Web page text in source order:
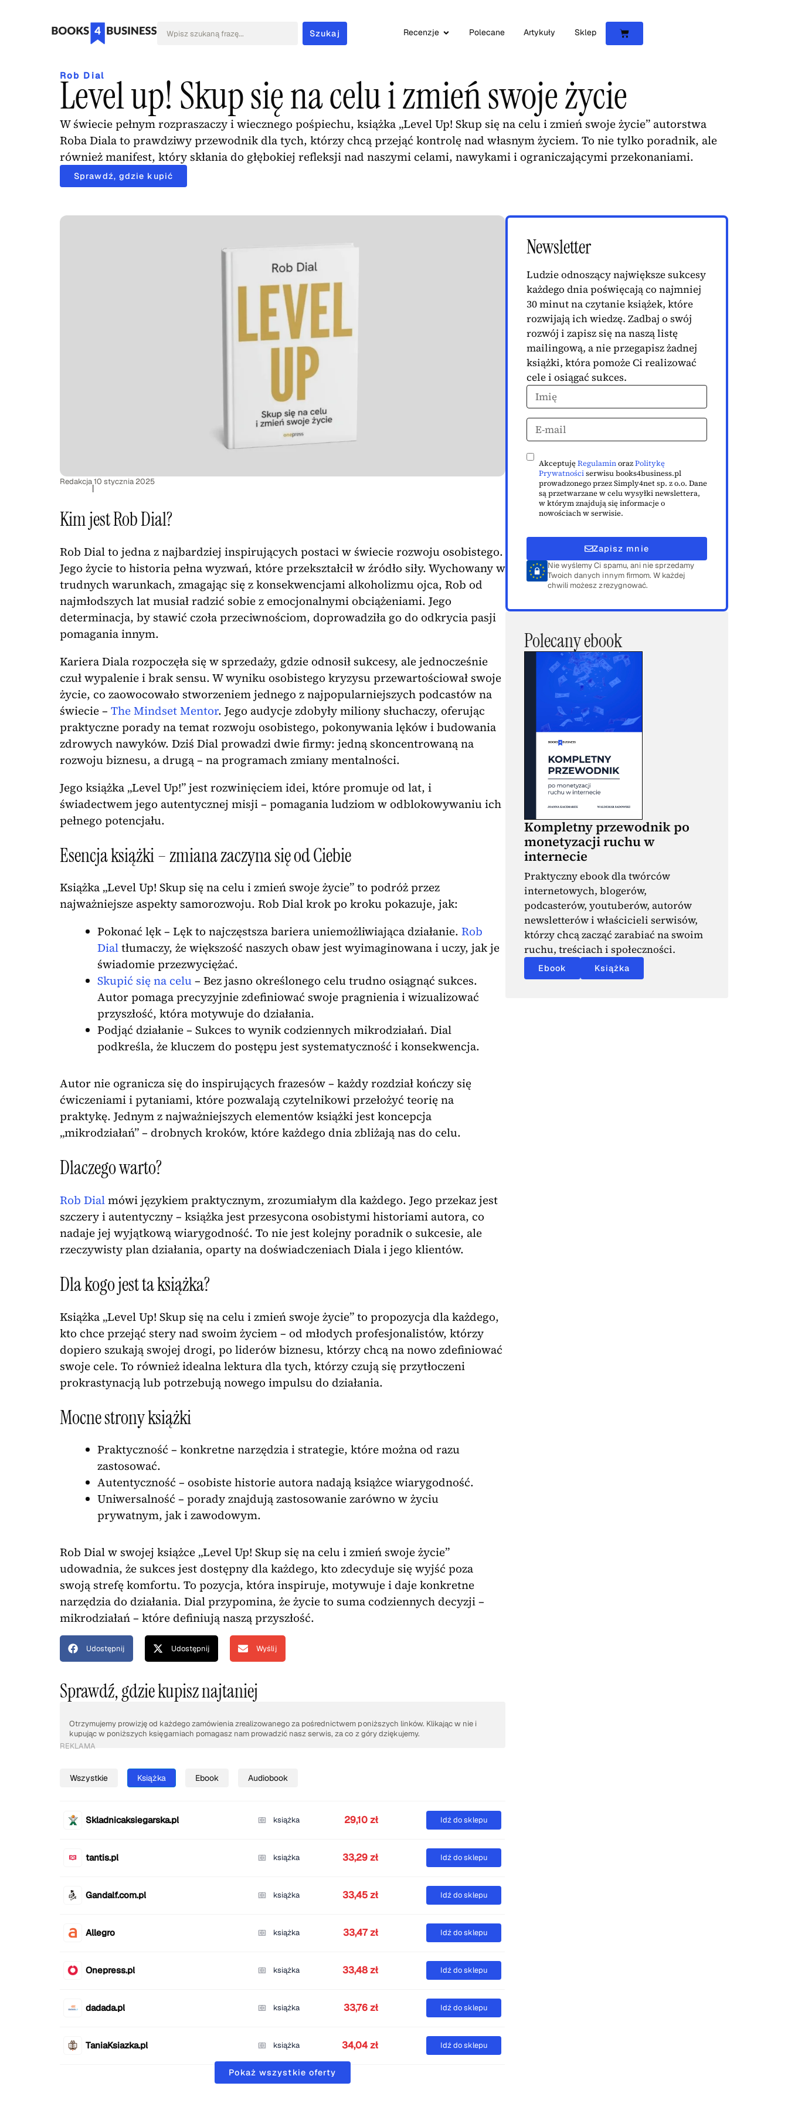
Szukaj Recenzje Polecane Artykuły Sklep
Rob Dial
Level up! Skup się na celu i zmień swoje życie
W świecie pełnym rozpraszaczy i wiecznego pośpiechu, książka „Level Up! Skup się na celu i zmień swoje życie” autorstwa
Roba Diala to prawdziwy przewodnik dla tych, którzy chcą przejąć kontrolę nad własnym życiem. To nie tylko poradnik, ale
również manifest, który skłania do głębokiej refleksji nad naszymi celami, nawykami i ograniczającymi przekonaniami.
Sprawdź, gdzie kupić
Redakcja10 stycznia 2025
Kim jest Rob Dial?
Rob Dial to jedna z najbardziej inspirujących postaci w świecie rozwoju osobistego.
Jego życie to historia pełna wyzwań, które przekształcił w źródło siły. Wychowany w
trudnych warunkach, zmagając się z konsekwencjami alkoholizmu ojca, Rob od
najmłodszych lat musiał radzić sobie z emocjonalnymi obciążeniami. Jego
determinacja, by stawić czoła przeciwnościom, doprowadziła go do odkrycia pasji
pomagania innym.
Kariera Diala rozpoczęła się w sprzedaży, gdzie odnosił sukcesy, ale jednocześnie
czuł wypalenie i brak sensu. W wyniku osobistego kryzysu przewartościował swoje
życie, co zaowocowało stworzeniem jednego z najpopularniejszych podcastów na
świecie – The Mindset Mentor. Jego audycje zdobyły miliony słuchaczy, oferując
praktyczne porady na temat rozwoju osobistego, pokonywania lęków i budowania
zdrowych nawyków. Dziś Dial prowadzi dwie firmy: jedną skoncentrowaną na
rozwoju biznesu, a drugą – na programach zmiany mentalności.
Jego książka „Level Up!” jest rozwinięciem idei, które promuje od lat, i
świadectwem jego autentycznej misji – pomagania ludziom w odblokowywaniu ich
pełnego potencjału.
Esencja książki – zmiana zaczyna się od Ciebie
Książka „Level Up! Skup się na celu i zmień swoje życie” to podróż przez
najważniejsze aspekty samorozwoju. Rob Dial krok po kroku pokazuje, jak:
Pokonać lęk – Lęk to najczęstsza bariera uniemożliwiająca działanie. Rob
Dialtłumaczy, że większość naszych obaw jest wyimaginowana i uczy, jak je
świadomie przezwyciężać.
Skupić się na celu– Bez jasno określonego celu trudno osiągnąć sukces.
Autor pomaga precyzyjnie zdefiniować swoje pragnienia i wizualizować
przyszłość, która motywuje do działania.
Podjąć działanie – Sukces to wynik codziennych mikrodziałań. Dial
podkreśla, że kluczem do postępu jest systematyczność i konsekwencja.
Autor nie ogranicza się do inspirujących frazesów – każdy rozdział kończy się
ćwiczeniami i pytaniami, które pozwalają czytelnikowi przełożyć teorię na
praktykę. Jednym z najważniejszych elementów książki jest koncepcja
„mikrodziałań” – drobnych kroków, które każdego dnia zbliżają nas do celu.
Dlaczego warto?
Rob Dialmówi językiem praktycznym, zrozumiałym dla każdego. Jego przekaz jest
szczery i autentyczny – książka jest przesycona osobistymi historiami autora, co
nadaje jej wyjątkową wiarygodność. To nie jest kolejny poradnik o sukcesie, ale
rzeczywisty plan działania, oparty na doświadczeniach Diala i jego klientów.
Dla kogo jest ta książka?
Książka „Level Up! Skup się na celu i zmień swoje życie” to propozycja dla każdego,
kto chce przejąć stery nad swoim życiem – od młodych profesjonalistów, którzy
dopiero szukają swojej drogi, po liderów biznesu, którzy chcą na nowo zdefiniować
swoje cele. To również idealna lektura dla tych, którzy czują się przytłoczeni
prokrastynacją lub potrzebują nowego impulsu do działania.
Mocne strony książki
Praktyczność – konkretne narzędzia i strategie, które można od razu
zastosować.
Autentyczność – osobiste historie autora nadają książce wiarygodność.
Uniwersalność – porady znajdują zastosowanie zarówno w życiu
prywatnym, jak i zawodowym.
Rob Dial w swojej książce „Level Up! Skup się na celu i zmień swoje życie”
udowadnia, że sukces jest dostępny dla każdego, kto zdecyduje się wyjść poza
swoją strefę komfortu. To pozycja, która inspiruje, motywuje i daje konkretne
narzędzia do działania. Dial przypomina, że życie to suma codziennych decyzji –
mikrodziałań – które definiują naszą przyszłość.
Udostępnij Udostępnij Wyślij
Sprawdź, gdzie kupisz najtaniej
Otrzymujemy prowizję od każdego zamówienia zrealizowanego za pośrednictwem poniższych linków. Klikając w nie i
kupując w poniższych księgarniach pomagasz nam prowadzić nasz serwis, za co z góry dziękujemy.
REKLAMA
Wszystkie Książka Ebook Audiobook
Skladnicaksiegarska.pl książka 29,10 zł Idź do sklepu
tantis.pl książka 33,29 zł Idź do sklepu
Gandalf.com.pl książka 33,45 zł Idź do sklepu
Allegro książka 33,47 zł Idź do sklepu
Onepress.pl książka 33,48 zł Idź do sklepu
dadada.pl książka 33,76 zł Idź do sklepu
TaniaKsiazka.pl książka 34,04 zł Idź do sklepu
Pokaż wszystkie oferty
Newsletter
Ludzie odnoszący największe sukcesy
każdego dnia poświęcają co najmniej
30 minut na czytanie książek, które
rozwijają ich wiedzę. Zadbaj o swój
rozwój i zapisz się na naszą listę
mailingową, a nie przegapisz żadnej
książki, która pomoże Ci realizować
cele i osiągać sukces.
AkceptujęRegulaminorazPolitykę
Prywatnościserwisu books4business.pl
prowadzonego przez Simply4net sp. z o.o. Dane
są przetwarzane w celu wysyłki newslettera,
w którym znajdują się informacje o
nowościach w serwisie.
Zapisz mnie
Nie wyślemy Ci spamu, ani nie sprzedamy
Twoich danych innym firmom. W każdej
chwili możesz zrezygnować.
Polecany ebook
Kompletny przewodnik po
monetyzacji ruchu w
internecie
Praktyczny ebook dla twórców
internetowych, blogerów,
podcasterów, youtuberów, autorów
newsletterów i właścicieli serwisów,
którzy chcą zacząć zarabiać na swoim
ruchu, treściach i społeczności.
Ebook Książka